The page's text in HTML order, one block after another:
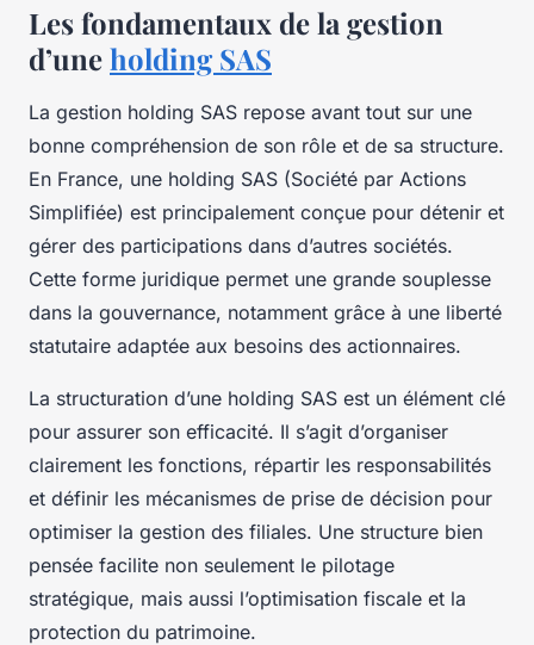
Les fondamentaux de la gestion
d’uneholding SAS
La gestion holding SAS repose avant tout sur une
bonne compréhension de son rôle et de sa structure.
En France, une holding SAS (Société par Actions
Simplifiée) est principalement conçue pour détenir et
gérer des participations dans d’autres sociétés.
Cette forme juridique permet une grande souplesse
dans la gouvernance, notamment grâce à une liberté
statutaire adaptée aux besoins des actionnaires.
La structuration d’une holding SAS est un élément clé
pour assurer son efficacité. Il s’agit d’organiser
clairement les fonctions, répartir les responsabilités
et définir les mécanismes de prise de décision pour
optimiser la gestion des filiales. Une structure bien
pensée facilite non seulement le pilotage
stratégique, mais aussi l’optimisation fiscale et la
protection du patrimoine.